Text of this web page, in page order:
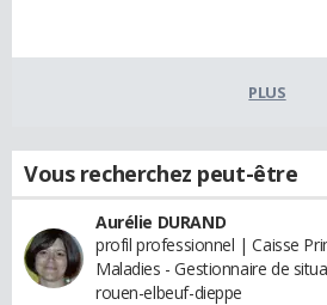
PLUS
Vous recherchez peut-être
Aurélie DURAND
profil professionnel | Caisse
Maladies - Gestionnaire de
rouen-elbeuf-dieppe